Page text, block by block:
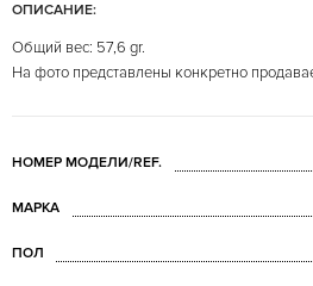
ОПИСАНИЕ:
Общий вес: 57,6 gr.
На фото представлены конкретно
НОМЕР МОДЕЛИ/REF.
МАРКА
ПОЛ